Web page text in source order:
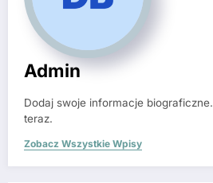
Admin
Dodaj swoje informacje biograficzne.
teraz.
Zobacz Wszystkie Wpisy